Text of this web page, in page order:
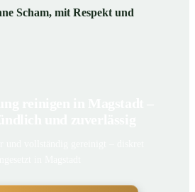
Scham, mit Respekt und